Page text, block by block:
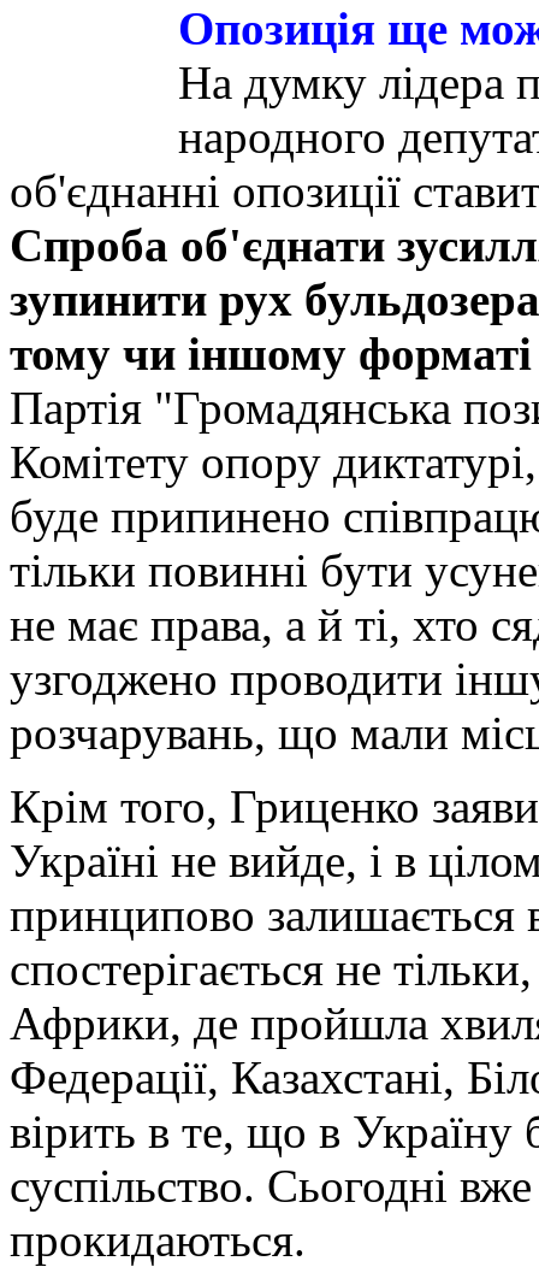
Опозиція ще
На думку лідера
народного
об'єднанні опозиції
Спроба об'єднати
зупинити рух
тому чи іншому форматі
Партія "Громадянська
Комітету опору
буде припинено
тільки повинні бути
не має права, а й ті, хто
узгоджено проводити
розчарувань, що мали
Крім того, Гриценко
Україні не вийде, і в
принципово залишається
спостерігається не
Африки, де пройшла
Федерації, Казахстані,
вірить в те, що в Україну
суспільство. Сьогодні
прокидаються.